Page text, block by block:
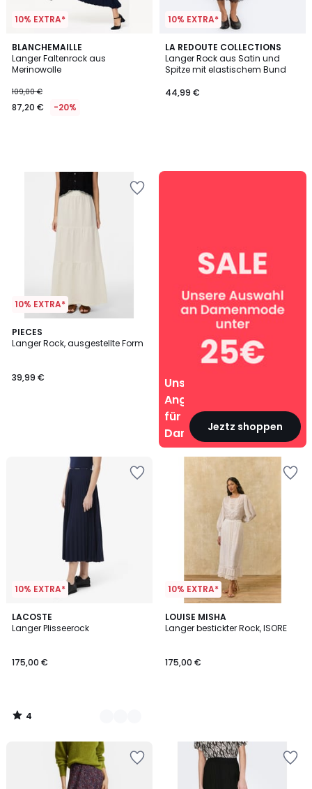
10% EXTRA*
BLANCHEMAILLE
Langer Faltenrock aus
Merinowolle
109,00 €
87,20 € -20%
10% EXTRA*
LA REDOUTE COLLECTIONS
Langer Rock aus Satin und
Spitze mit elastischem Bund
44,99 €
10% EXTRA*
PIECES
Langer Rock, ausgestellte Form
39,99 €
Unsere
Angebote
für
Damen
Jeztz shoppen
Unsere
10% EXTRA*
LACOSTE
Langer Plisseerock
175,00 €
4
/
2
Farben
4
/
10% EXTRA*
LOUISE MISHA
Langer bestickter Rock, ISORE
175,00 €